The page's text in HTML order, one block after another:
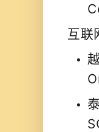
互联